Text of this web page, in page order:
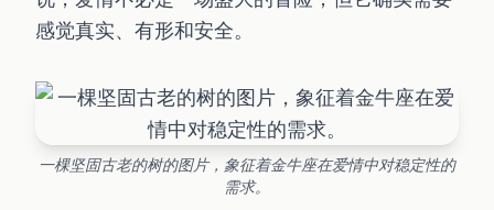
感觉真实、有形和安全。
一棵坚固古老的树的图片，象征着金牛座在爱情中对稳定性的
需求。